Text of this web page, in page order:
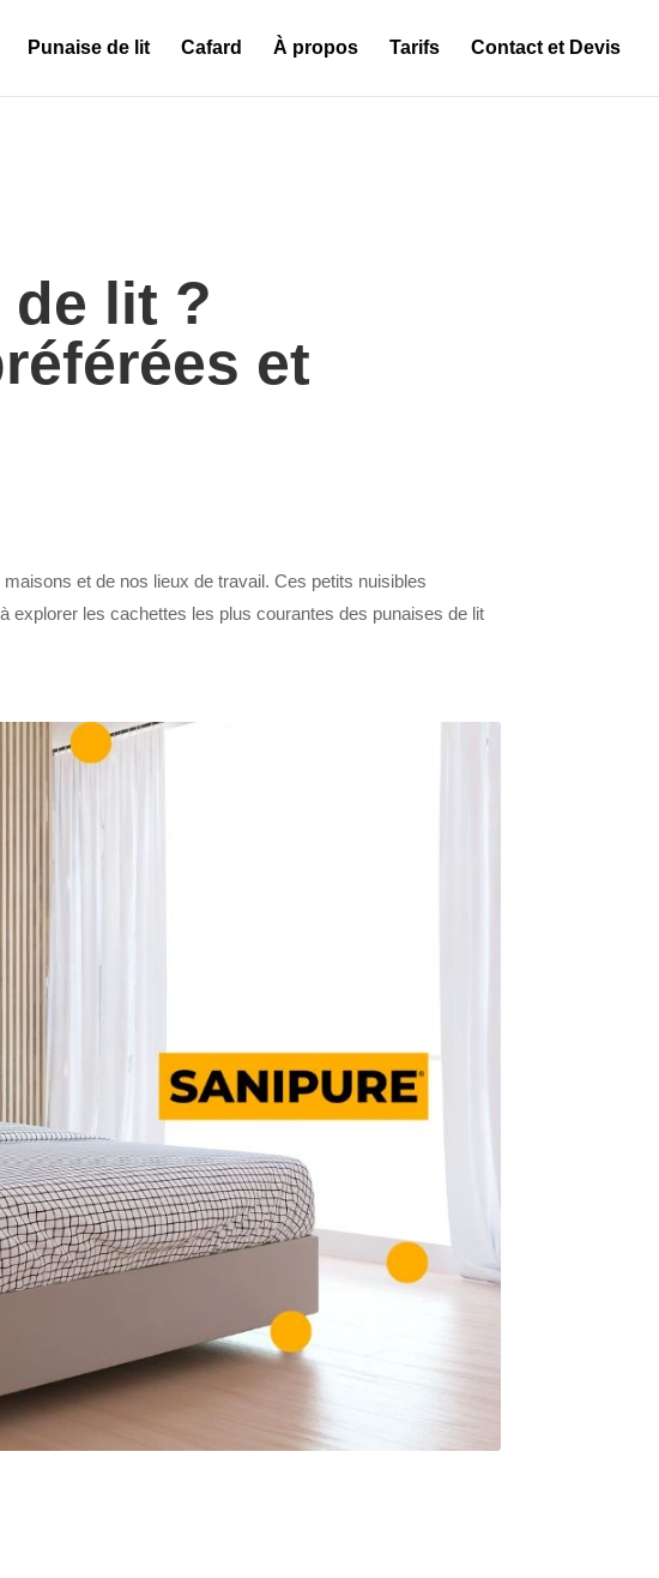
Punaise de lit Cafard À propos Tarifs Contact et Devis
de lit ?
et
et de nos lieux de travail. Ces petits nuisibles
explorer les cachettes les plus courantes des punaises de lit